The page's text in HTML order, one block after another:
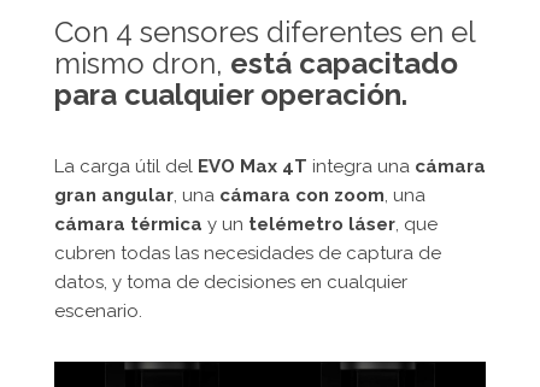
Con 4 sensores diferentes en el
mismo dron, está capacitado
para cualquier operación.
La carga útil del EVO Max 4T integra una cámara
gran angular , una cámara con zoom , una
cámara térmica y un telémetro láser , que
cubren todas las necesidades de captura de
datos, y toma de decisiones en cualquier
escenario.